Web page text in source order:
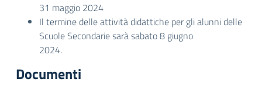
31 maggio 2024
Il termine delle attività didattiche per gli alunni delle
Scuole Secondarie sarà sabato 8 giugno
2024.
Documenti